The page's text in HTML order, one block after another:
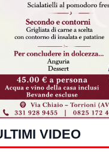
ULTIMI VIDEO
7 AGOSTO 2026 SPORT BENEVENTO